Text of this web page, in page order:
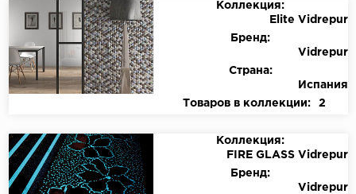
Коллекция:
Elite Vidrepur
Бренд:
Vidrepur
Страна:
Испания
Товаров в коллекции:
2
Коллекция:
FIRE GLASS Vidrepur
Бренд:
Vidrepur